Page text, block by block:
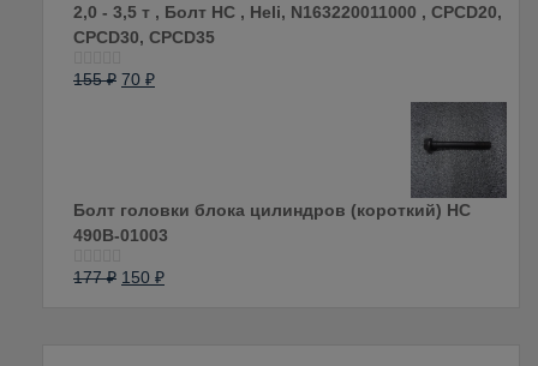
2,0 - 3,5 т , Болт HC , Heli, N163220011000 , CPCD20,
CPCD30, CPCD35
Оценка
155₽ 70 ₽
Болт головки блока цилиндров (короткий) НС
490B-01003
Оценка
177₽ 150 ₽